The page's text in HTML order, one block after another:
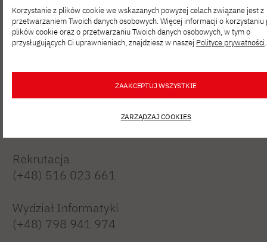
Rekrutacja
(+48) 516 023 661
Wydział Informatyki
(+48) 798 941 974
Korzystanie z plików cookie we wskazanych powyżej celach związane jest z
przetwarzaniem Twoich danych osobowych. Więcej informacji o korzystaniu
plików cookie oraz o przetwarzaniu Twoich danych osobowych, w tym o
przysługujących Ci uprawnieniach, znajdziesz w naszej Polityce prywatności.
ZAAKCEPTUJ WSZYSTKIE
ZARZĄDZAJ COOKIES